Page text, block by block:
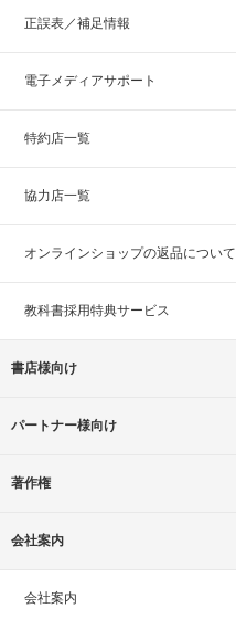
正誤表／補足情報
電子メディアサポート
特約店一覧
協力店一覧
オンラインショップの返品について
教科書採用特典サービス
書店様向け
パートナー様向け
著作権
会社案内
会社案内